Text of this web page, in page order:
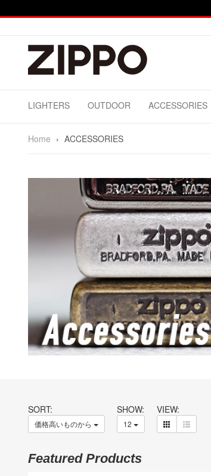
LIGHTERS OUTDOOR ACCESSORIES
Home › ACCESSORIES
SORT:
価格高いものから
SHOW:
12
VIEW:
Featured Products